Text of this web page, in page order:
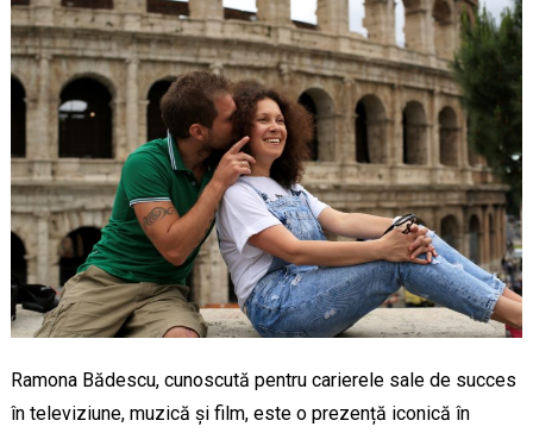
Ramona Bădescu, cunoscută pentru carierele sale de succes
în televiziune, muzică și film, este o prezență iconică în